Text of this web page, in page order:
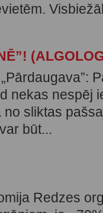
nekas nespēj
sliktas
būt...
Redzes